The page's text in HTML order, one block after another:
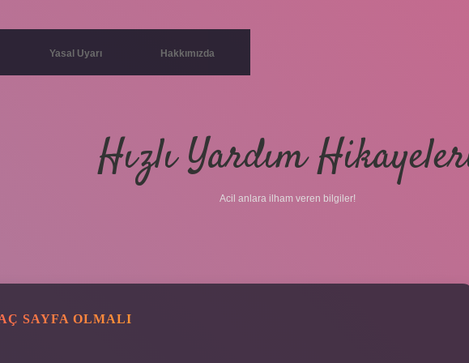
Yasal Uyarı Hakkımızda
Hızlı Yardım
Acil anlara ilham veren bilgiler!
SAYFA OLMALI